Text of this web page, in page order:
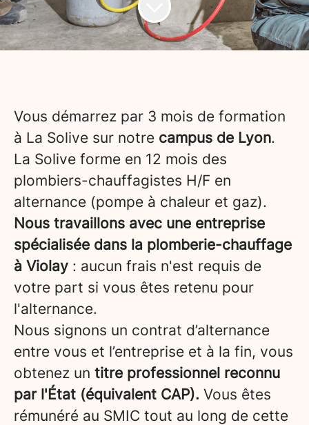
Vous démarrez par 3 mois de formation
à La Solive sur notre campus de Lyon.
La Solive forme en 12 mois des
plombiers-chauffagistes H/F en
alternance (pompe à chaleur et gaz).
Nous travaillons avec une entreprise
spécialisée dans la plomberie-chauffage
à Violay : aucun frais n'est requis de
votre part si vous êtes retenu pour
l'alternance.
Nous signons un contrat d’alternance
entre vous et l’entreprise et à la fin, vous
obtenez un titre professionnel reconnu
par l'État (équivalent CAP). Vous êtes
rémunéré au SMIC tout au long de cette